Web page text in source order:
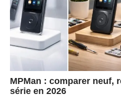
MPMan : comparer neuf,
série en 2026